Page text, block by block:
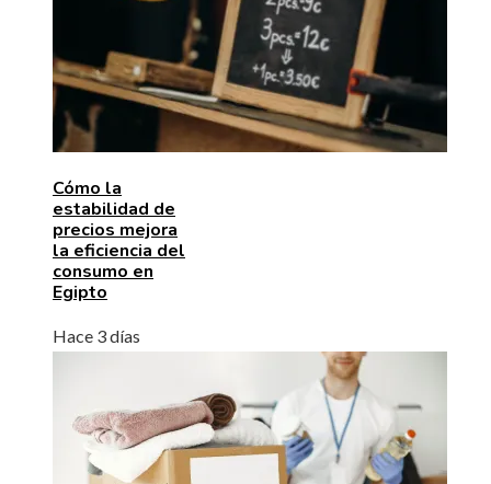
Cómo la
estabilidad de
precios mejora
la eficiencia del
consumo en
Egipto
Hace 3 días